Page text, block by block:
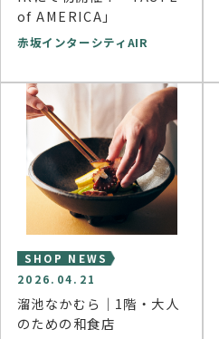
of AMERICA」
赤坂インターシティAIR
SHOP NEWS
2026.04.21
溜池なかむら｜1階・大人
のための和食店